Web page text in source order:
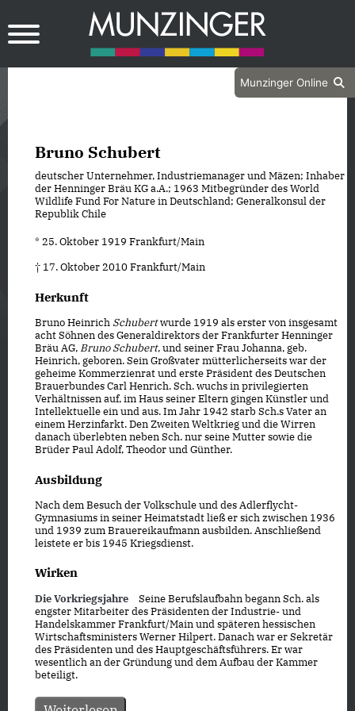
Munzinger Online
Bruno Schubert
deutscher Unternehmer, Industriemanager und Mäzen; Inhaber
der Henninger Bräu KG a.A.; 1963 Mitbegründer des World
Wildlife Fund For Nature in Deutschland; Generalkonsul der
Republik Chile
* 25. Oktober 1919 Frankfurt/Main
† 17. Oktober 2010 Frankfurt/Main
Herkunft
Bruno HeinrichSchubertwurde 1919 als erster von insgesamt
acht Söhnen des Generaldirektors der Frankfurter Henninger
Bräu AG,Bruno Schubert, und seiner Frau Johanna, geb.
Heinrich, geboren. Sein Großvater mütterlicherseits war der
geheime Kommerzienrat und erste Präsident des Deutschen
Brauerbundes Carl Henrich. Sch. wuchs in privilegierten
Verhältnissen auf, im Haus seiner Eltern gingen Künstler und
Intellektuelle ein und aus. Im Jahr 1942 starb Sch.s Vater an
einem Herzinfarkt. Den Zweiten Weltkrieg und die Wirren
danach überlebten neben Sch. nur seine Mutter sowie die
Brüder Paul Adolf, Theodor und Günther.
Ausbildung
Nach dem Besuch der Volkschule und des Adlerflycht-
Gymnasiums in seiner Heimatstadt ließ er sich zwischen 1936
und 1939 zum Brauereikaufmann ausbilden. Anschließend
leistete er bis 1945 Kriegsdienst.
Wirken
Die Vorkriegsjahre
Seine Berufslaufbahn begann Sch. als
engster Mitarbeiter des Präsidenten der Industrie- und
Handelskammer Frankfurt/Main und späteren hessischen
Wirtschaftsministers Werner Hilpert. Danach war er Sekretär
des Präsidenten und des Hauptgeschäftsführers. Er war
wesentlich an der Gründung und dem Aufbau der Kammer
beteiligt.